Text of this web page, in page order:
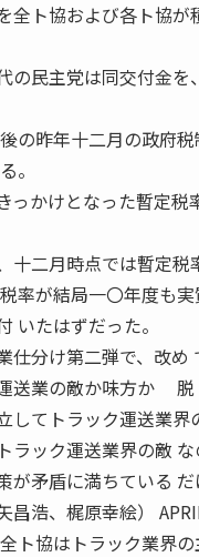
全ト協および各ト協
の民主党は同交付金を
の昨年十二月の政府
。
っかけとなった暫定
十二月時点では暫定税
率が結局一〇年度も
いたはずだった。
仕分け第二弾で、改め
送業の敵か味方か 脱
してトラック運送業界
ラック運送業界の敵 な
が矛盾に満ちている
浩、梶原幸絵）
ト協はトラック業界